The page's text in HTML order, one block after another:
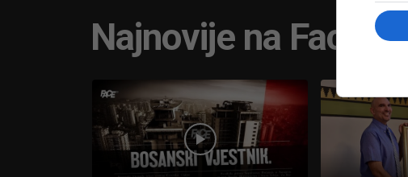
Najnovije na Face